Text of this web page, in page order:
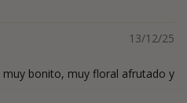
13/12/25
muy bonito, muy floral afrutado y